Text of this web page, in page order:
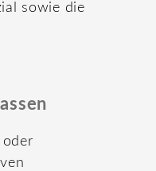
sowie die